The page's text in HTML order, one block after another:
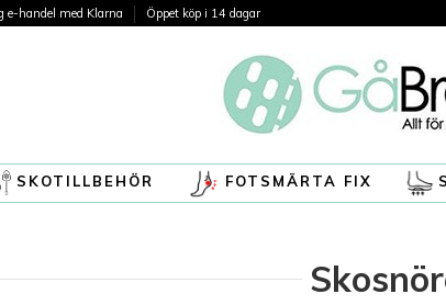
e-handel med Klarna Öppet köp i 14 dagar
SKOTILLBEHÖR FOTSMÄRTA FIX